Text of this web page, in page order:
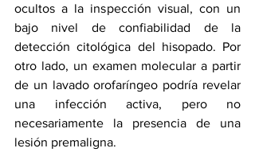
ocultos a la inspección visual, con un
bajo nivel de confiabilidad de la
detección citológica del hisopado. Por
otro lado, un examen molecular a partir
de un lavado orofaríngeo podría revelar
una infección activa, pero no
necesariamente la presencia de una
lesión premaligna.